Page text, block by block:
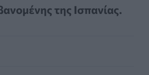
της Ισπανίας.